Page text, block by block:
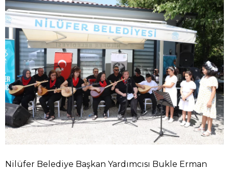
Nilüfer Belediye Başkan Yardımcısı Bukle Erman